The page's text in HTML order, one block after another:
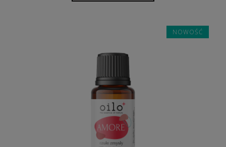
NOWOŚĆ